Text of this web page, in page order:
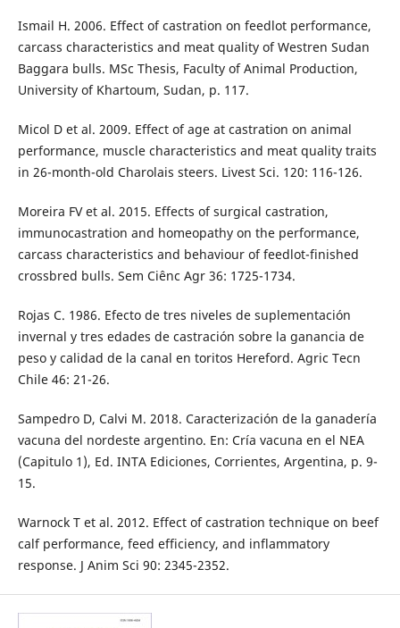
Ismail H. 2006. Effect of castration on feedlot performance,
carcass characteristics and meat quality of Westren Sudan
Baggara bulls. MSc Thesis, Faculty of Animal Production,
University of Khartoum, Sudan, p. 117.
Micol D et al. 2009. Effect of age at castration on animal
performance, muscle characteristics and meat quality traits
in 26-month-old Charolais steers. Livest Sci. 120: 116-126.
Moreira FV et al. 2015. Effects of surgical castration,
immunocastration and homeopathy on the performance,
carcass characteristics and behaviour of feedlot-finished
crossbred bulls. Sem Ciênc Agr 36: 1725-1734.
Rojas C. 1986. Efecto de tres niveles de suplementación
invernal y tres edades de castración sobre la ganancia de
peso y calidad de la canal en toritos Hereford. Agric Tecn
Chile 46: 21-26.
Sampedro D, Calvi M. 2018. Caracterización de la ganadería
vacuna del nordeste argentino. En: Cría vacuna en el NEA
(Capitulo 1), Ed. INTA Ediciones, Corrientes, Argentina, p. 9-
15.
Warnock T et al. 2012. Effect of castration technique on beef
calf performance, feed efficiency, and inflammatory
response. J Anim Sci 90: 2345-2352.